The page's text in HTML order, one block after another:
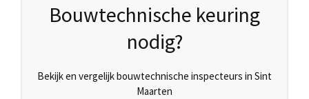
Bouwtechnische keuring
nodig?
Bekijk en vergelijk bouwtechnische inspecteurs in Sint
Maarten